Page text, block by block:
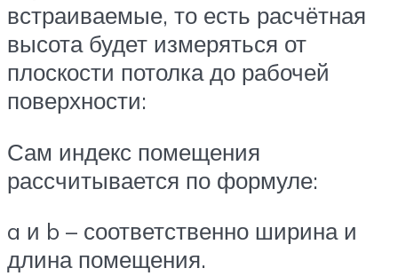
встраиваемые, то есть расчётная
высота будет измеряться от
плоскости потолка до рабочей
поверхности:
Сам индекс помещения
рассчитывается по формуле:
a и b – соответственно ширина и
длина помещения.